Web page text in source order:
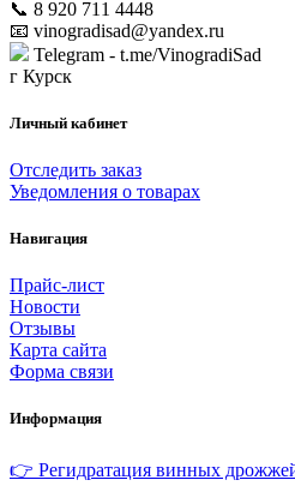
📞 8 920 711 4448
📧 vinogradisad@yandex.ru
Telegram - t.me/VinogradiSad
г Курск
Личный кабинет
Отследить заказ
Уведомления о товарах
Навигация
Прайс-лист
Новости
Отзывы
Карта сайта
Форма связи
Информация
👉 Регидратация винных